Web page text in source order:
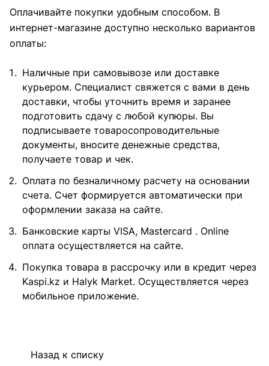
Оплачивайте покупки удобным способом. В
интернет-магазине доступно несколько вариантов
оплаты:
Наличные при самовывозе или доставке
курьером. Специалист свяжется с вами в день
доставки, чтобы уточнить время и заранее
подготовить сдачу с любой купюры. Вы
подписываете товаросопроводительные
документы, вносите денежные средства,
получаете товар и чек.
Оплата по безналичному расчету на основании
счета. Счет формируется автоматически при
оформлении заказа на сайте.
Банковские карты VISA, Mastercard . Online
оплата осуществляется на сайте.
Покупка товара в рассрочку или в кредит через
Kaspi.kz и Halyk Market. Осуществляется через
мобильное приложение.
Назад к списку